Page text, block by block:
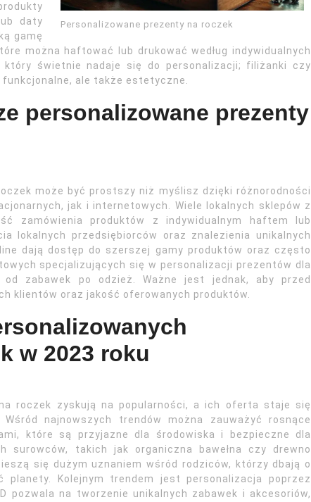
Personalizowane prezenty na roczek
daty
gamę
można haftować lub drukować według indywidualnych
który świetnie nadaje się do personalizacji; filiżanki czy
ale także estetyczne.
personalizowane prezenty
może być prostszy niż myślisz dzięki różnorodności
jak i internetowych. Wiele lokalnych sklepów z
zamówienia produktów z indywidualnym haftem lub
lokalnych przedsiębiorców oraz znalezienia unikalnych
dają dostęp do szerszej gamy produktów oraz często
specjalizujących się w personalizacji prezentów dla
zabawek po odzież. Ważne jest jednak, aby przed
klientów oraz jakość oferowanych produktów.
w 2023 roku
roczek zyskują na popularności, a ich oferta staje się
najnowszych trendów można zauważyć rosnące
które są przyjazne dla środowiska i bezpieczne dla
surowców, takich jak organiczna bawełna czy drewno
się dużym uznaniem wśród rodziców, którzy dbają o
planety. Kolejnym trendem jest personalizacja poprzez
pozwala na tworzenie unikalnych zabawek i akcesoriów,